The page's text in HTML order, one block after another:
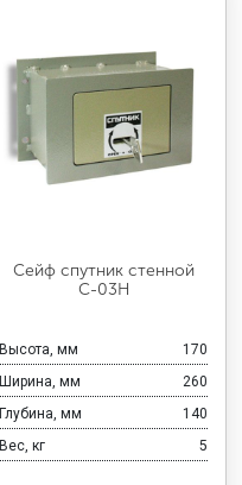
Сейф спутник стенной
С-03Н
Высота, мм
170
Ширина, мм
260
Глубина, мм
140
Вес, кг
5